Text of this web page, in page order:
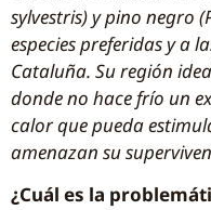
sylvestris) y pino negro
especies preferidas y a
Cataluña. Su región
donde no hace frío un
calor que pueda
amenazan su
¿Cuál es la